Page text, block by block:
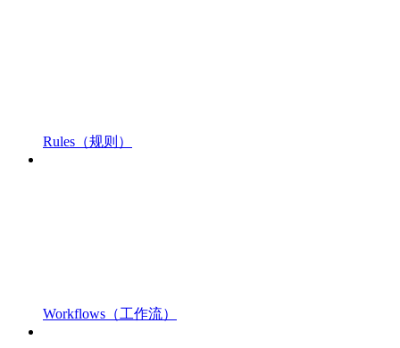
Rules（规则）
Workflows（工作流）